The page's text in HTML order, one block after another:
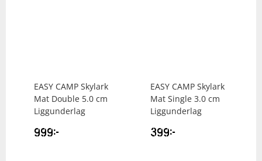
EASY CAMP Skylark
Mat Double 5.0 cm
Liggunderlag
999kr
EASY CAMP Skylark
Mat Single 3.0 cm
Liggunderlag
399kr